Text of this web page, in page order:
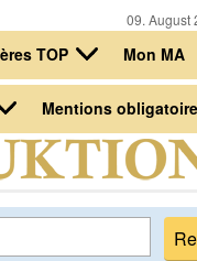
09.
TOP Mon MA
Mentions